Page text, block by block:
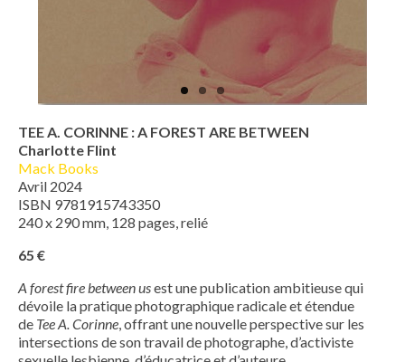
TEE A. CORINNE : A FOREST ARE BETWEEN
Charlotte Flint
Mack Books
Avril 2024
ISBN 9781915743350
240 x 290 mm, 128 pages, relié
65 €
A forest fire between usest une publication ambitieuse qui
dévoile la pratique photographique radicale et étendue
de Tee A. Corinne, offrant une nouvelle perspective sur les
intersections de son travail de photographe, d’activiste